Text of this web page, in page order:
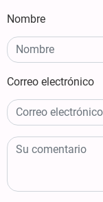
Nombre
Correo electrónico